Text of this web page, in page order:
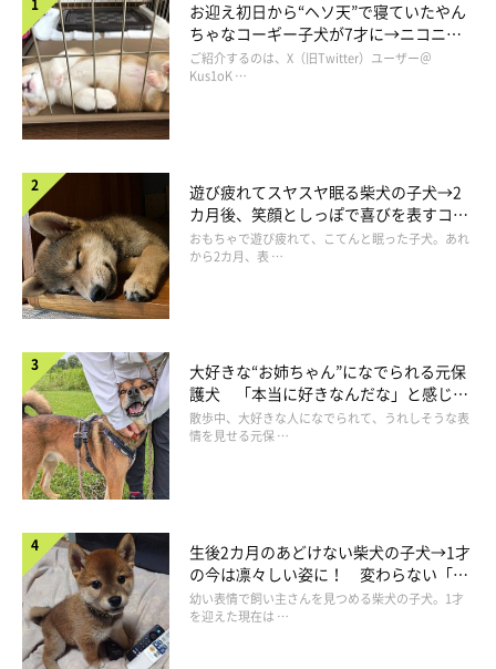
お迎え初日から“ヘソ天”で寝ていたやん
ちゃなコーギー子犬が7才に→ニコニ
コ“コーギースマイル”が魅力のコに成
長！
ご紹介するのは、X（旧Twitter）ユーザー＠
Kus1oK …
遊び疲れてスヤスヤ眠る柴犬の子犬→2
カ月後、笑顔としっぽで喜びを表すコに
成長！
おもちゃで遊び疲れて、こてんと眠った子犬。あれ
から2カ月、表 …
大好きな“お姉ちゃん”になでられる元保
護犬 「本当に好きなんだな」と感じる
表情にほっこり
散歩中、大好きな人になでられて、うれしそうな表
情を見せる元保 …
生後2カ月のあどけない柴犬の子犬→1才
の今は凛々しい姿に！ 変わらない「く
りくりおめめ」にもほっこり
幼い表情で飼い主さんを見つめる柴犬の子犬。1才
を迎えた現在は …